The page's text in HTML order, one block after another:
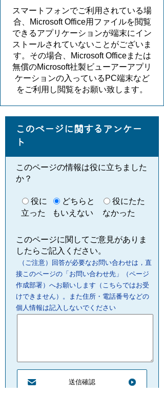
スマートフォンでご利用されている場
合、Microsoft Office用ファイルを閲覧
できるアプリケーションが端末にイン
ストールされていないことがございま
す。その場合、Microsoft Officeまたは
無償のMicrosoft社製ビューアーアプリ
ケーションの入っているPC端末など
をご利用し閲覧をお願い致します。
このページに関するアンケー
ト
このページの情報は役に立ちました
か？
役に
立った
どちらと
もいえない
役にたた
なかった
このページに関してご意見がありま
したらご記入ください。
（ご注意）回答が必要なお問い合わせは，直
接このページの「お問い合わせ先」（ページ
作成部署）へお願いします（こちらではお受
けできません）。また住所・電話番号などの
個人情報は記入しないでください